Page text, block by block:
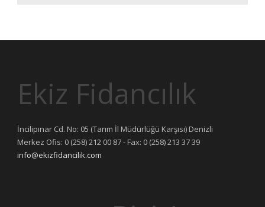
Ekiz Fidancılık
İncilipınar Cd. No: 05 (Tarım İl Müdürlüğü Karşısı) Denizli
Merkez Ofis: 0 (258) 212 00 87 - Fax: 0 (258) 213 37 39
info@ekizfidancilik.com